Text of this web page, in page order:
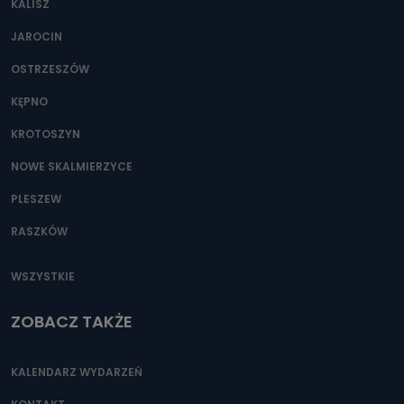
Można to zrobić pod numerem telefonu 62 735-51-05 lub
KALISZ
JAROCIN
OSTRZESZÓW
KĘPNO
KROTOSZYN
NOWE SKALMIERZYCE
PLESZEW
RASZKÓW
WSZYSTKIE
ZOBACZ TAKŻE
KALENDARZ WYDARZEŃ